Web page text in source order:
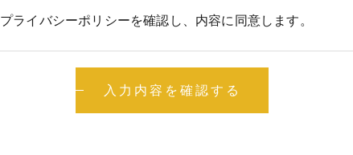
プライバシーポリシーを確認し、内容に同意します。